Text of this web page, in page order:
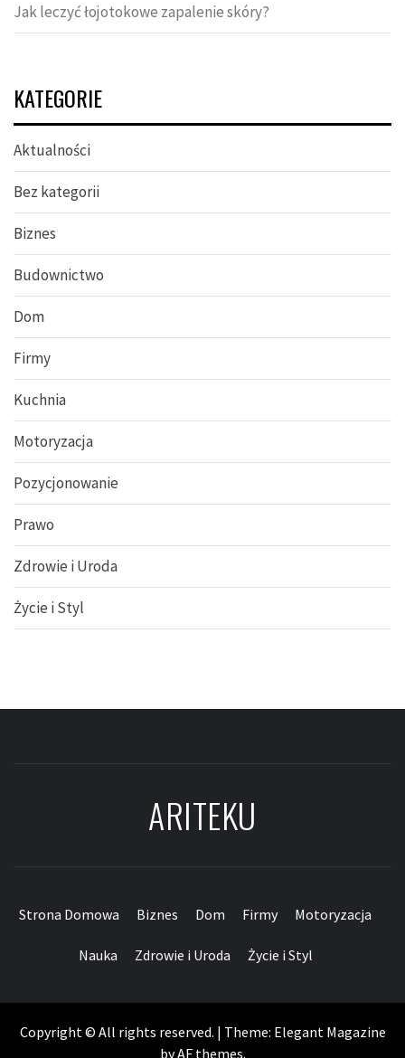
Jak leczyć łojotokowe zapalenie skóry?
KATEGORIE
Aktualności
Bez kategorii
Biznes
Budownictwo
Dom
Firmy
Kuchnia
Motoryzacja
Pozycjonowanie
Prawo
Zdrowie i Uroda
Życie i Styl
ARITEKU
Strona Domowa Biznes Dom Firmy Motoryzacja
Nauka Zdrowie i Uroda Życie i Styl
Copyright © All rights reserved. | Theme: Elegant Magazine
byAF themes.